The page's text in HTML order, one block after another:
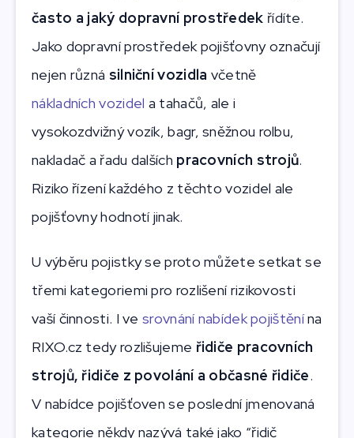
často a jaký dopravní prostředek řídíte.
Jako dopravní prostředek pojišťovny označují
nejen různá silniční vozidla včetně
nákladních vozidel a tahačů, ale i
vysokozdvižný vozík, bagr, sněžnou rolbu,
nakladač a řadu dalších pracovních strojů.
Riziko řízení každého z těchto vozidel ale
pojišťovny hodnotí jinak.
U výběru pojistky se proto můžete setkat se
třemi kategoriemi pro rozlišení rizikovosti
vaší činnosti. I vesrovnání nabídek pojištěnína
RIXO.cz tedy rozlišujeme řidiče pracovních
strojů, řidiče z povolání a občasné řidiče.
V nabídce pojišťoven se poslední jmenovaná
kategorie někdy nazývá také jako “řidič